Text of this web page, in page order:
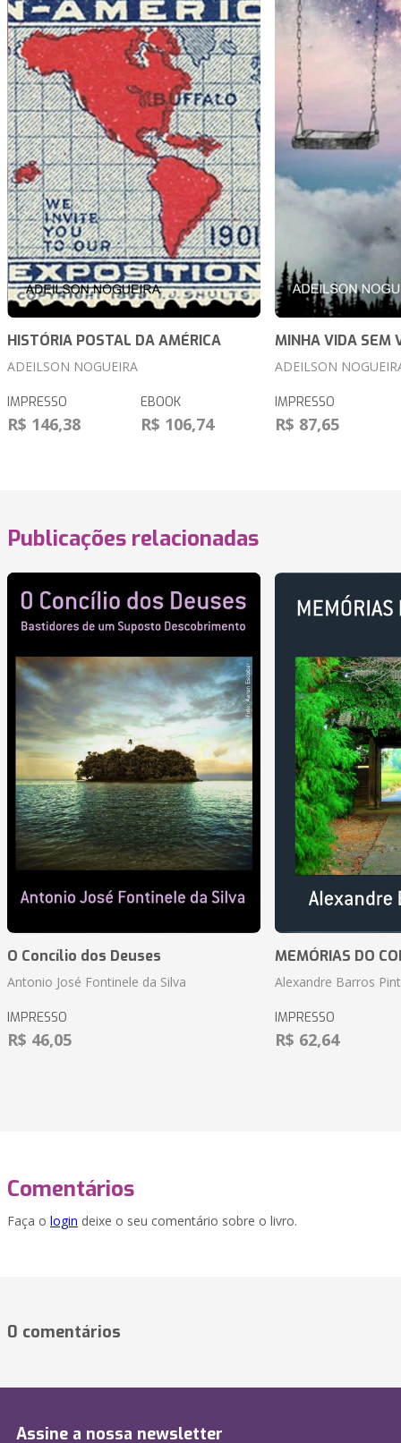
HISTÓRIA POSTAL DA AMÉRICA
ADEILSON NOGUEIRA
IMPRESSO
R$ 146,38
EBOOK
R$ 106,74
MINHA VIDA SEM
ADEILSON
IMPRESSO
R$ 87,65
Publicações relacionadas
O Concílio dos Deuses
Antonio José Fontinele da Silva
IMPRESSO
R$ 46,05
MEMÓRIAS DO
Alexandre Barros
IMPRESSO
R$ 62,64
Comentários
Faça o login deixe o seu comentário sobre o livro.
0 comentários
Assine a nossa newsletter